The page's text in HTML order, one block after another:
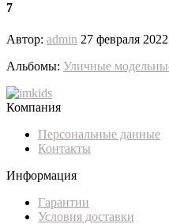
7
Автор: admin 27 февраля
Альбомы: Уличные
Компания
Персональные данные
Контакты
Информация
Гарантии
Условия доставки